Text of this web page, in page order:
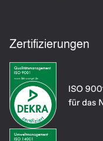
Zertifizierungen